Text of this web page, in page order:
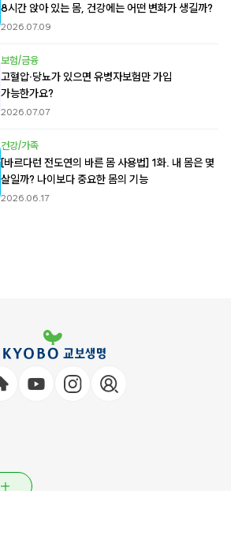
8시간 앉아 있는 몸, 건강에는 어떤 변화가 생길까?
2026.07.09
보험/금융
고혈압·당뇨가 있으면 유병자보험만 가입
가능한가요?
2026.07.07
건강/가족
[바르다런 전도연의 바른 몸 사용법] 1화. 내 몸은 몇
살일까? 나이보다 중요한 몸의 기능
2026.06.17